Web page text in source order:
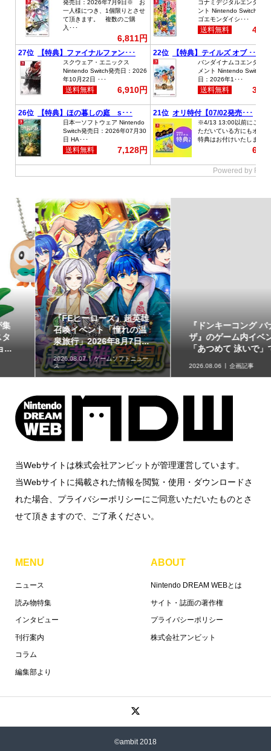
『ドンキーコング バナン
ザ』のゲーム内イベント
「あつめて 泳いで」で...
2026.08.06 企画記事
【イベントレポート】実
際に草が揺れる生息地づ
くりを体験!!「リアル『...
2026.08.06 取材・レポート
当Webサイトは株式会社アンビットが管理運営しています。
当Webサイトに掲載された情報を閲覧・使用・ダウンロードさ
れた場合、プライバシーポリシーにご同意いただいたものとさ
せて頂きますので、ご了承ください。
MENU
ニュース
読み物特集
インタビュー
刊行案内
コラム
編集部より
ABOUT
Nintendo DREAM WEBとは
サイト・誌面の著作権
プライバシーポリシー
株式会社アンビット
©ambit 2018